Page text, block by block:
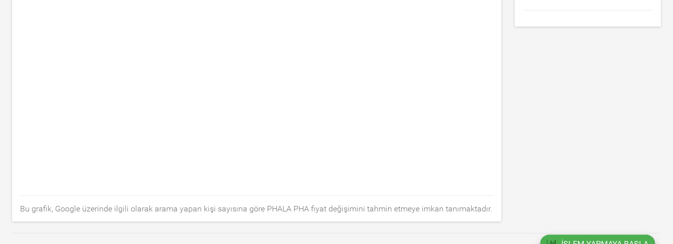
Bu grafik, Google üzerinde ilgili olarak arama yapan kişi sayısına göre PHALA PHA fiyat değişimini tahmin etmeye imkan tanımaktadır.